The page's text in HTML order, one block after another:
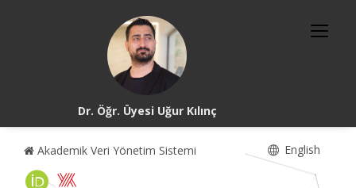
Dr. Öğr. Üyesi Uğur Kılınç
Akademik Veri Yönetim Sistemi English